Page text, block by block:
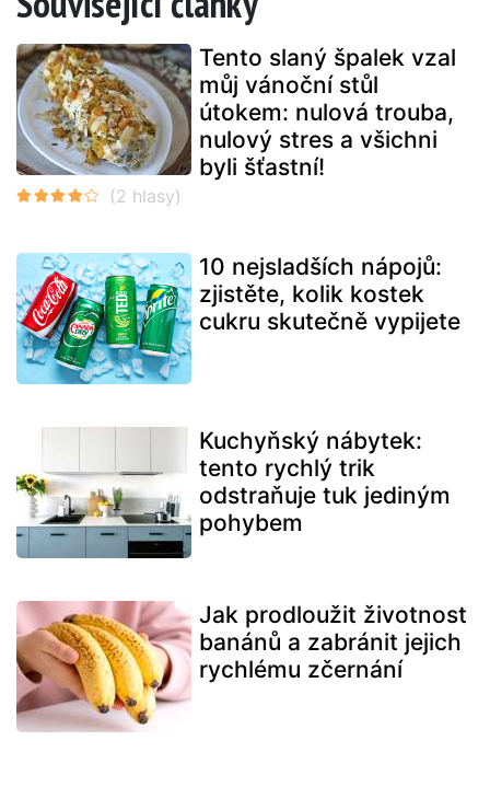
Tento slaný špalek vzal
můj vánoční stůl
útokem: nulová trouba,
nulový stres a všichni
byli šťastní!
10 nejsladších nápojů:
zjistěte, kolik kostek
cukru skutečně vypijete
Kuchyňský nábytek:
tento rychlý trik
odstraňuje tuk jediným
pohybem
Jak prodloužit životnost
banánů a zabránit jejich
rychlému zčernání